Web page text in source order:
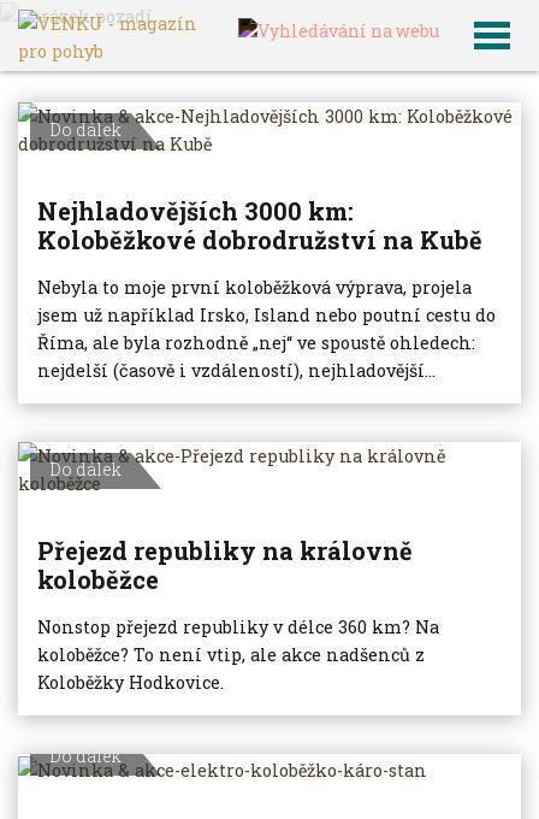
VENKU Archiv článků
Do dálek
Nejhladovějších 3000 km:
Koloběžkové dobrodružství na Kubě
Nebyla to moje první koloběžková výprava, projela
jsem už například Irsko, Island nebo poutní cestu do
Říma, ale byla rozhodně „nej“ ve spoustě ohledech:
nejdelší (časově i vzdáleností), nejhladovější...
Do dálek
Přejezd republiky na královně
koloběžce
Nonstop přejezd republiky v délce 360 km? Na
koloběžce? To není vtip, ale akce nadšenců z
Koloběžky Hodkovice.
Do dálek